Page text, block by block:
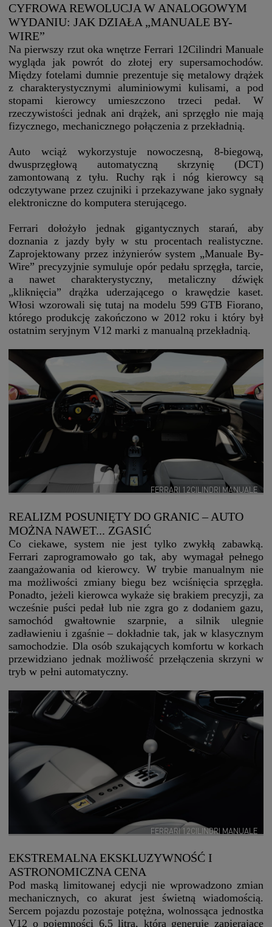
CYFROWA REWOLUCJA W ANALOGOWYM
WYDANIU: JAK DZIAŁA „MANUALE BY-
WIRE”
Na pierwszy rzut oka wnętrze Ferrari 12Cilindri Manuale
wygląda jak powrót do złotej ery supersamochodów.
Między fotelami dumnie prezentuje się metalowy drążek
z charakterystycznymi aluminiowymi kulisami, a pod
stopami kierowcy umieszczono trzeci pedał. W
rzeczywistości jednak ani drążek, ani sprzęgło nie mają
fizycznego, mechanicznego połączenia z przekładnią.
Auto wciąż wykorzystuje nowoczesną, 8-biegową,
dwusprzęgłową automatyczną skrzynię (DCT)
zamontowaną z tyłu. Ruchy rąk i nóg kierowcy są
odczytywane przez czujniki i przekazywane jako sygnały
elektroniczne do komputera sterującego.
Ferrari dołożyło jednak gigantycznych starań, aby
doznania z jazdy były w stu procentach realistyczne.
Zaprojektowany przez inżynierów system „Manuale By-
Wire” precyzyjnie symuluje opór pedału sprzęgła, tarcie,
a nawet charakterystyczny, metaliczny dźwięk
„kliknięcia” drążka uderzającego o krawędzie kaset.
Włosi wzorowali się tutaj na modelu 599 GTB Fiorano,
którego produkcję zakończono w 2012 roku i który był
ostatnim seryjnym V12 marki z manualną przekładnią.
FERRARI 12CILINDRI MANUALE
REALIZM POSUNIĘTY DO GRANIC – AUTO
MOŻNA NAWET... ZGASIĆ
Co ciekawe, system nie jest tylko zwykłą zabawką.
Ferrari zaprogramowało go tak, aby wymagał pełnego
zaangażowania od kierowcy. W trybie manualnym nie
ma możliwości zmiany biegu bez wciśnięcia sprzęgła.
Ponadto, jeżeli kierowca wykaże się brakiem precyzji, za
wcześnie puści pedał lub nie zgra go z dodaniem gazu,
samochód gwałtownie szarpnie, a silnik ulegnie
zadławieniu i zgaśnie – dokładnie tak, jak w klasycznym
samochodzie. Dla osób szukających komfortu w korkach
przewidziano jednak możliwość przełączenia skrzyni w
tryb w pełni automatyczny.
FERRARI 12CILINDRI MANUALE
EKSTREMALNA EKSKLUZYWNOŚĆ I
ASTRONOMICZNA CENA
Pod maską limitowanej edycji nie wprowadzono zmian
mechanicznych, co akurat jest świetną wiadomością.
Sercem pojazdu pozostaje potężna, wolnossąca jednostka
V12 o pojemności 6,5 litra, która generuje zapierające